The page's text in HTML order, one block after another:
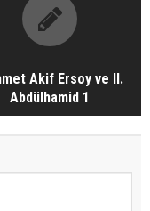
Akif Ersoy ve II.
Abdülhamid 1